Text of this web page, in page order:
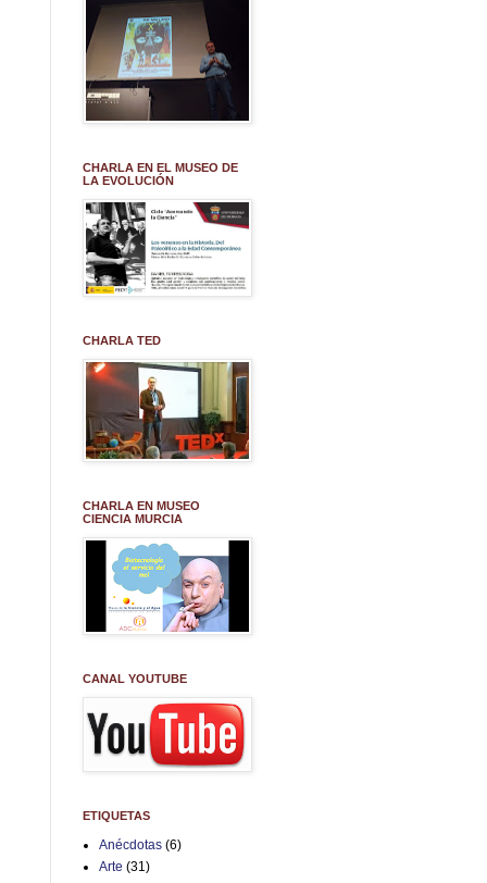
CHARLA EN EL MUSEO DE
LA EVOLUCIÓN
CHARLA TED
CHARLA EN MUSEO
CIENCIA MURCIA
CANAL YOUTUBE
ETIQUETAS
Anécdotas (6)
Arte (31)